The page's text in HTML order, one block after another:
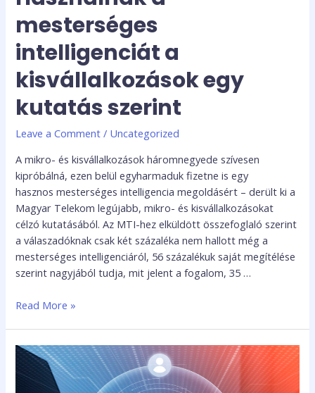
mesterséges
intelligenciát a
kisvállalkozások egy
kutatás szerint
Leave a Comment / Uncategorized
A mikro- és kisvállalkozások háromnegyede szívesen
kipróbálná, ezen belül egyharmaduk fizetne is egy
hasznos mesterséges intelligencia megoldásért – derült ki a
Magyar Telekom legújabb, mikro- és kisvállalkozásokat
célzó kutatásából. Az MTI-hez elküldött összefoglaló szerint
a válaszadóknak csak két százaléka nem hallott még a
mesterséges intelligenciáról, 56 százalékuk saját megítélése
szerint nagyjából tudja, mit jelent a fogalom, 35 …
Read More »
A
CRM
rendszerről